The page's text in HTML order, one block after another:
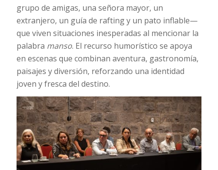
grupo de amigas, una señora mayor, un
extranjero, un guía de rafting y un pato inflable—
que viven situaciones inesperadas al mencionar la
palabra manso. El recurso humorístico se apoya
en escenas que combinan aventura, gastronomía,
paisajes y diversión, reforzando una identidad
joven y fresca del destino.